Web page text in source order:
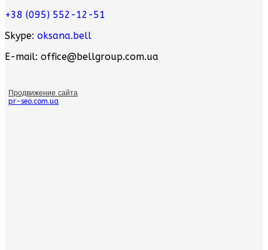
+38 (095) 552-12-51
Skype: oksana.bell
E-mail: office@bellgroup.com.ua
Продвижение сайта
pr-seo.com.ua